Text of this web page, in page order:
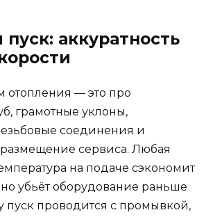
аккуратность
отопления — это про
грамотные уклоны,
соединения и
сервиса. Любая
на подаче сэкономит
убьёт оборудование раньше
пуск проводится с промывкой,